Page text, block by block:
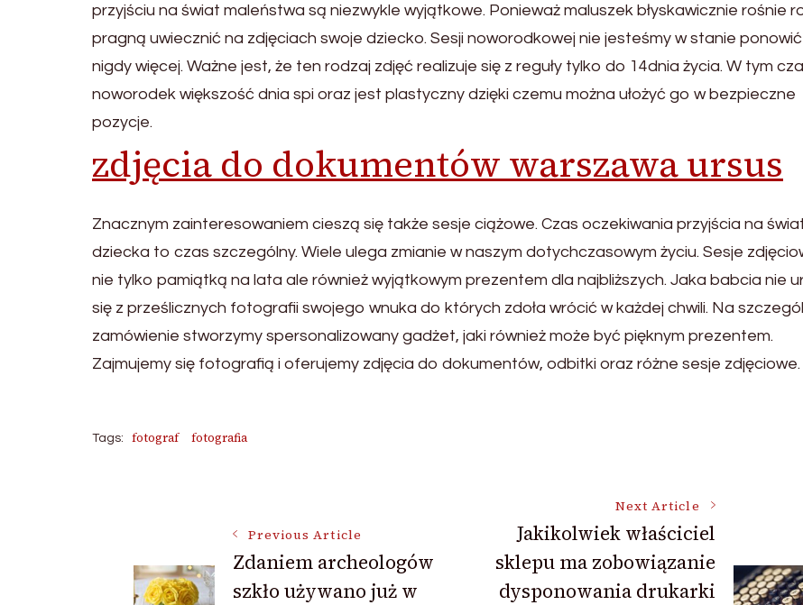
przyjściu na świat maleństwa są niezwykle wyjątkowe. Ponieważ maluszek błyskawicznie rośnie
pragną uwiecznić na zdjęciach swoje dziecko. Sesji noworodkowej nie jesteśmy w stanie ponowić
nigdy więcej. Ważne jest, że ten rodzaj zdjęć realizuje się z reguły tylko do 14dnia życia. W tym
noworodek większość dnia spi oraz jest plastyczny dzięki czemu można ułożyć go w bezpieczne
pozycje.
zdjęcia do dokumentów warszawa ursus
Znacznym zainteresowaniem cieszą się także sesje ciążowe. Czas oczekiwania przyjścia na
dziecka to czas szczególny. Wiele ulega zmianie w naszym dotychczasowym życiu. Sesje
nie tylko pamiątką na lata ale również wyjątkowym prezentem dla najbliższych. Jaka babcia nie
się z prześlicznych fotografii swojego wnuka do których zdoła wrócić w każdej chwili. Na
zamówienie stworzymy spersonalizowany gadżet, jaki również może być pięknym prezentem.
Zajmujemy się fotografią i oferujemy zdjęcia do dokumentów, odbitki oraz różne sesje zdjęciowe.
Tags: fotograf fotografia
Navigation
Previous Article
Zdaniem archeologów
szkło używano już w
Next Article
Jakikolwiek właściciel
sklepu ma zobowiązanie
dysponowania drukarki